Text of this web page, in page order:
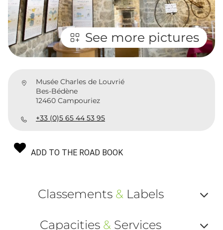
See more pictures
Musée Charles de Louvrié
Bes-Bédène
12460 Campouriez
+33 (0)5 65 44 53 95
ADD TO THE ROAD BOOK
Classements &Labels
Capacities & Services